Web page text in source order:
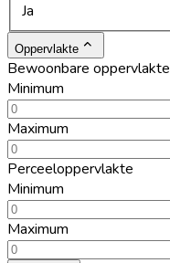
Ja
Oppervlakte
Bewoonbare oppervlakte
Minimum
Maximum
Perceeloppervlakte
Minimum
Maximum